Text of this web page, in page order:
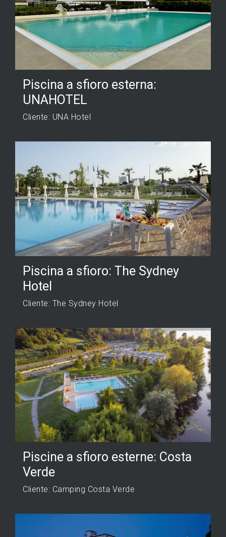
Piscina a sfioro esterna:
UNAHOTEL
Cliente: UNA Hotel
Piscina a sfioro: The Sydney
Hotel
Cliente: The Sydney Hotel
Piscine a sfioro esterne: Costa
Verde
Cliente: Camping Costa Verde